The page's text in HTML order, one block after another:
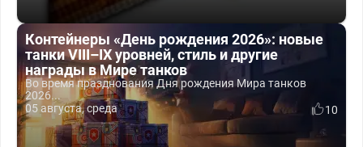
Контейнеры «День рождения 2026»: новые
танки VIII–IX уровней, стиль и другие
награды в Мире танков
Во время празднования Дня рождения Мира танков
2026...
05 августа, среда
10